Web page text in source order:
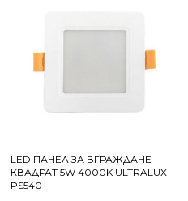
LED ПАНЕЛ ЗА ВГРАЖДАНЕ
КВАДРАТ 5W 4000K ULTRALUX
PS540